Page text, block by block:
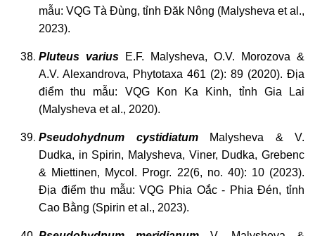
mẫu: VQG Tà Đùng, tỉnh Đăk Nông (Malysheva et al.,
2023).
Pluteus varius E.F. Malysheva, O.V. Morozova &
A.V. Alexandrova, Phytotaxa 461 (2): 89 (2020). Địa
điểm thu mẫu: VQG Kon Ka Kinh, tỉnh Gia Lai
(Malysheva et al., 2020).
Pseudohydnum cystidiatumMalysheva & V.
Dudka, in Spirin, Malysheva, Viner, Dudka, Grebenc
& Miettinen, Mycol. Progr. 22(6, no. 40): 10 (2023).
Địa điểm thu mẫu: VQG Phia Oắc - Phia Đén, tỉnh
Cao Bằng (Spirin et al., 2023).